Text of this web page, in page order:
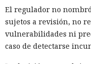
El regulador no
sujetos a revisión, no
vulnerabilidades ni
caso de detectarse